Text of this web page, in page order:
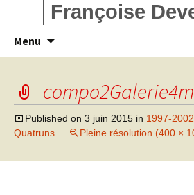
Françoise
Menu
Published on 3 juin 2015 in 1997-
Quatruns
Pleine résolution (400 ×